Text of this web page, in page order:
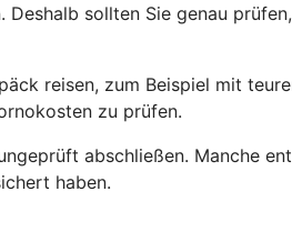
sollten Sie genau
reisen, zum Beispiel mit
zu prüfen.
abschließen. Manche
haben.